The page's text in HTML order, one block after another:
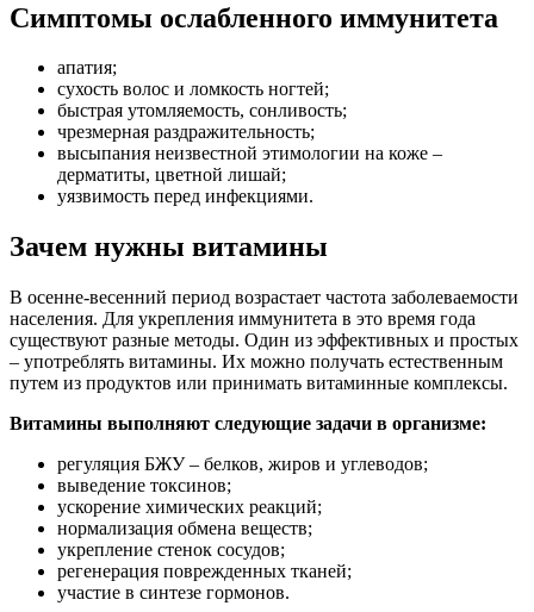
Симптомы ослабленного иммунитета
апатия;
сухость волос и ломкость ногтей;
быстрая утомляемость, сонливость;
чрезмерная раздражительность;
высыпания неизвестной этимологии на коже –
дерматиты, цветной лишай;
уязвимость перед инфекциями.
Зачем нужны витамины
В осенне-весенний период возрастает частота заболеваемости
населения. Для укрепления иммунитета в это время года
существуют разные методы. Один из эффективных и простых
‒ употреблять витамины. Их можно получать естественным
путем из продуктов или принимать витаминные комплексы.
Витамины выполняют следующие задачи в организме:
регуляция БЖУ – белков, жиров и углеводов;
выведение токсинов;
ускорение химических реакций;
нормализация обмена веществ;
укрепление стенок сосудов;
регенерация поврежденных тканей;
участие в синтезе гормонов.